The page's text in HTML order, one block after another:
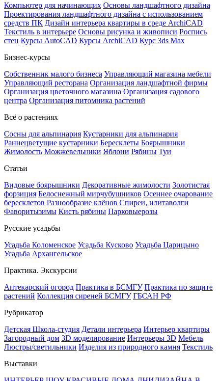
Компьютер для начинающих Основы ландшафтного дизайна
Проектирования ландшафтного дизайна с использованием
средств ПК Дизайн интерьера квартиры в среде ArchiCAD
Текстиль в интерьере Основы рисунка и живописи Роспись
стен Курсы AutoCAD Курсы ArchiCAD Курс 3ds Max
Бизнес-курсы
Собственник малого бизнеса Управляющий магазина мебели
Управляющий ресторана Организация ландшафтной фирмы
Организация цветочного магазина Организация садового
центра Организация питомника растений
Всё о растениях
Сосны для альпинария Кустарники для альпинария
Раннецветущие кустарники Бересклеты Боярышники
Жимолость Можжевельники Яблони Рябины Туи
Статьи
Видовые боярышники Декоративные жимолости Золотистая
форзиция Белоснежный мирчубушников Осеннее очарование
бересклетов Разнообразие клёнов Спиреи, илитаволги
Фаворитызимы Кисть рябины Парковыерозы
Русские усадьбы
Усадьба Коломенское Усадьба Кусково Усадьба Царицыно
Усадьба Архангельское
Практика. Экскурсии
Аптекарский огород Практика в БСМГУ Практика по защите
растений Коллекция сиреней БСМГУ ГБСАН РФ
Рубрикатор
Детская Школа-студия Детали интерьера Интерьер квартиры
Загородный дом 3D моделирование Интерьеры 3D Мебель
Люстры/светильники Изделия из природного камня Текстиль
Выставки